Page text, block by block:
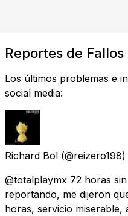
Reportes de
Los últimos problemas e
social media:
Richard Bol
@totalplaymx 72 horas
reportando, me dijeron
horas, servicio miserable,